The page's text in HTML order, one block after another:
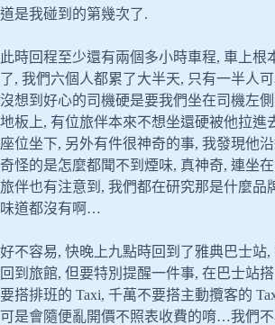
道是我碰到的第幾次了.
此時回程至少還有兩個多小時車程, 車上根
了, 我們六個人都累了大半天, 只有一半人
沒想到好心的司機硬是要我們坐在司機左
地板上, 有位旅伴本來不想坐還硬被他拉進
座位坐下, 另外有件很神奇的事, 我發現他
奇怪的是怎麼都聞不到煙味, 真神奇, 連坐
旅伴也有注意到, 我們都在研究那是什麼品
味道都沒有啊…
好不容易, 快晚上九點時回到了雅典巴士站,
回到旅館, 但要特別提醒一件事, 在巴士站
要搭排班的 Taxi, 千萬不要搭主動攬客的
可是會隨便亂開價不照表收費的唷…我們不